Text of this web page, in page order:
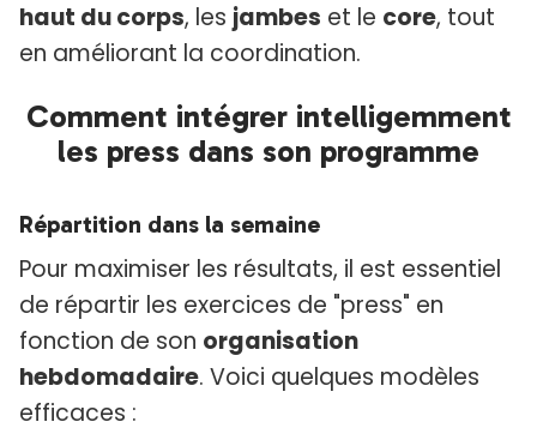
haut du corps, les jambes et le core, tout
en améliorant la coordination.
Comment intégrer intelligemment
les press dans son programme
Répartition dans la semaine
Pour maximiser les résultats, il est essentiel
de répartir les exercices de "press" en
fonction de son organisation
hebdomadaire. Voici quelques modèles
efficaces :